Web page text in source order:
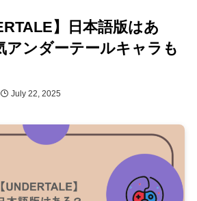
】日本語版はあ
アンダーテールキャラも
July 22, 2025